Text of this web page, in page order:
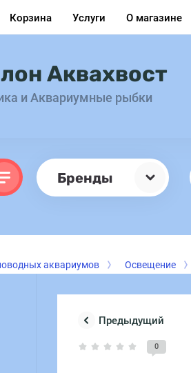
Корзина Услуги О магазине
Аквахвост
и Аквариумные рыбки
Бренды
аквариумов Освещение
Предыдущий
0